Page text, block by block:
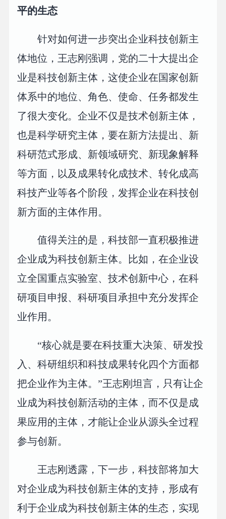
平的生态
针对如何进一步突出企业科技创新主
体地位，王志刚强调，党的二十大提出企
业是科技创新主体，这使企业在国家创新
体系中的地位、角色、使命、任务都发生
了很大变化。企业不仅是技术创新主体，
也是科学研究主体，要在新方法提出、新
科研范式形成、新领域研究、新现象解释
等方面，以及成果转化成技术、转化成高
科技产业等各个阶段，发挥企业在科技创
新方面的主体作用。
值得关注的是，科技部一直积极推进
企业成为科技创新主体。比如，在企业设
立全国重点实验室、技术创新中心，在科
研项目申报、科研项目承担中充分发挥企
业作用。
“核心就是要在科技重大决策、研发投
入、科研组织和科技成果转化四个方面都
把企业作为主体。”王志刚坦言，只有让企
业成为科技创新活动的主体，而不仅是成
果应用的主体，才能让企业从源头全过程
参与创新。
王志刚透露，下一步，科技部将加大
对企业成为科技创新主体的支持，形成有
利于企业成为科技创新主体的生态，实现